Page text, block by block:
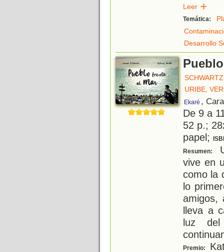
Leer
Temática:
Desarrollo
URIBE,
Ekaré ,
De 9 a
52 p.;
papel;
Resumen:
vive en
como la
lo
amigos,
lleva a
luz
Premio: